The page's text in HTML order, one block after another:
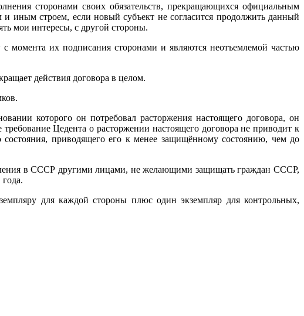
сторонами своих обязательств, прекращающихся официальным
иным строем, если новый субъект не согласится продолжить данный
мои интересы, с другой стороны.
момента их подписания сторонами и являются неотъемлемой частью
действия договора в целом.
которого он потребовал расторжения настоящего договора, он
Цедента о расторжении настоящего договора не приводит к
приводящего его к менее защищённому состоянию, чем до
в СССР другими лицами, не желающими защищать граждан СССР,
для каждой стороны плюс один экземпляр для контрольных,